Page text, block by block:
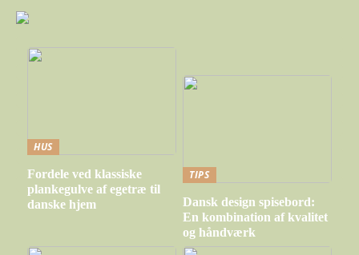
HUS
Fordele ved klassiske
plankegulve af egetræ til
danske hjem
TIPS
Dansk design spisebord:
En kombination af kvalitet
og håndværk